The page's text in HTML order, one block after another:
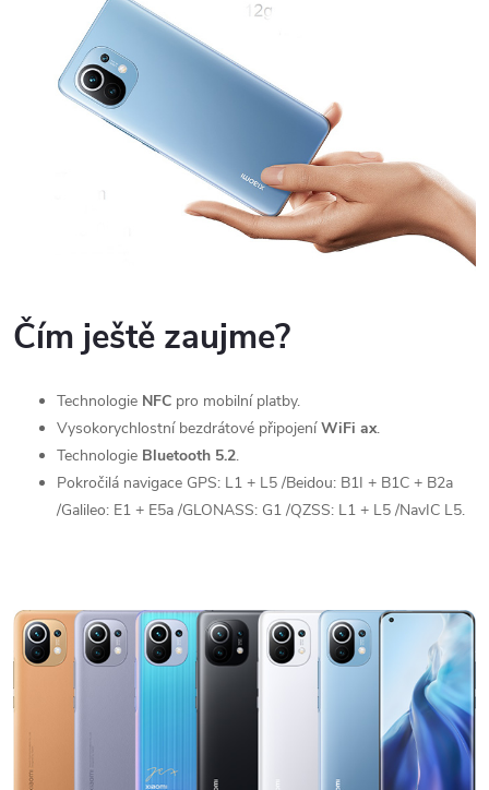
Čím ještě zaujme?
Technologie NFC pro mobilní platby.
Vysokorychlostní bezdrátové připojení WiFi ax.
Technologie Bluetooth 5.2.
Pokročilá navigace GPS: L1 + L5 /Beidou: B1I + B1C + B2a
/Galileo: E1 + E5a /GLONASS: G1 /QZSS: L1 + L5 /NavIC L5.